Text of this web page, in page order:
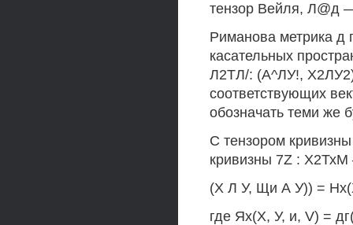
тензор Вейля, Л@д
Риманова метрика д
касательных
Л2ТЛ/: (А^ЛУ!, Х2ЛУ2)
соответствующих
обозначать теми же
С тензором
кривизны 7Z :
(X Л У, Щи А У)) =
где Ях(Х, У, и, V) =